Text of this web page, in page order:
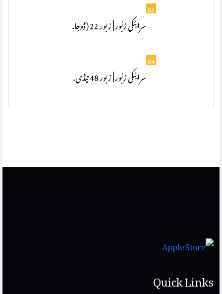
03
سرایئکی زبُور | زبور 22 (ڈوجا.
04
سرایئکی زبُور | زبور 48 تیڈی.
Quick Links